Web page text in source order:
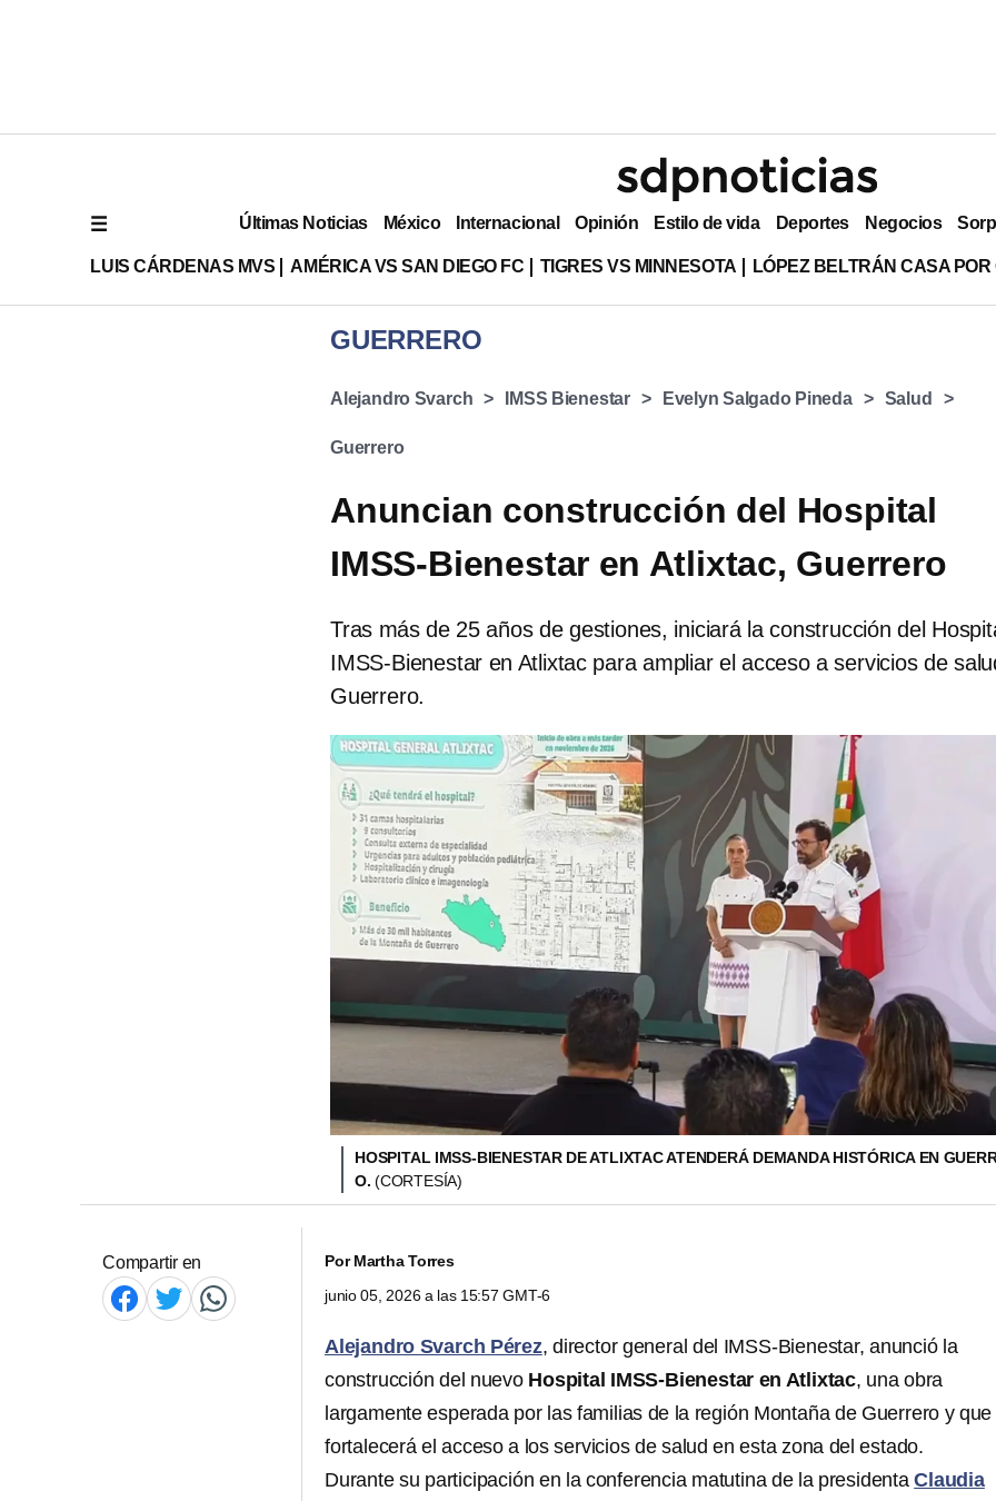
Últimas Noticias México Internacional Opinión Estilo de vida Deportes Negocios
LUIS CÁRDENAS MVS AMÉRICA VS SAN DIEGO FC TIGRES VS MINNESOTA LÓPEZ BELTRÁN CASA
GUERRERO
Alejandro Svarch IMSS Bienestar Evelyn Salgado Pineda Salud
Guerrero
Anuncian construcción del Hospital
IMSS-Bienestar en Atlixtac, Guerrero
Tras más de 25 años de gestiones, iniciará la construcción del
IMSS-Bienestar en Atlixtac para ampliar el acceso a servicios de
Guerrero.
HOSPITAL IMSS-BIENESTAR DE ATLIXTAC ATENDERÁ DEMANDA HISTÓRICA EN
O. (CORTESÍA)
Compartir en PorMartha Torres
junio 05, 2026 a las 15:57 GMT-6
Alejandro Svarch Pérez, director general del IMSS-Bienestar, anunció la
construcción del nuevo Hospital IMSS-Bienestar en Atlixtac, una obra
largamente esperada por las familias de la región Montaña de Guerrero y que
fortalecerá el acceso a los servicios de salud en esta zona del estado.
Durante su participación en la conferencia matutina de la presidentaClaudia